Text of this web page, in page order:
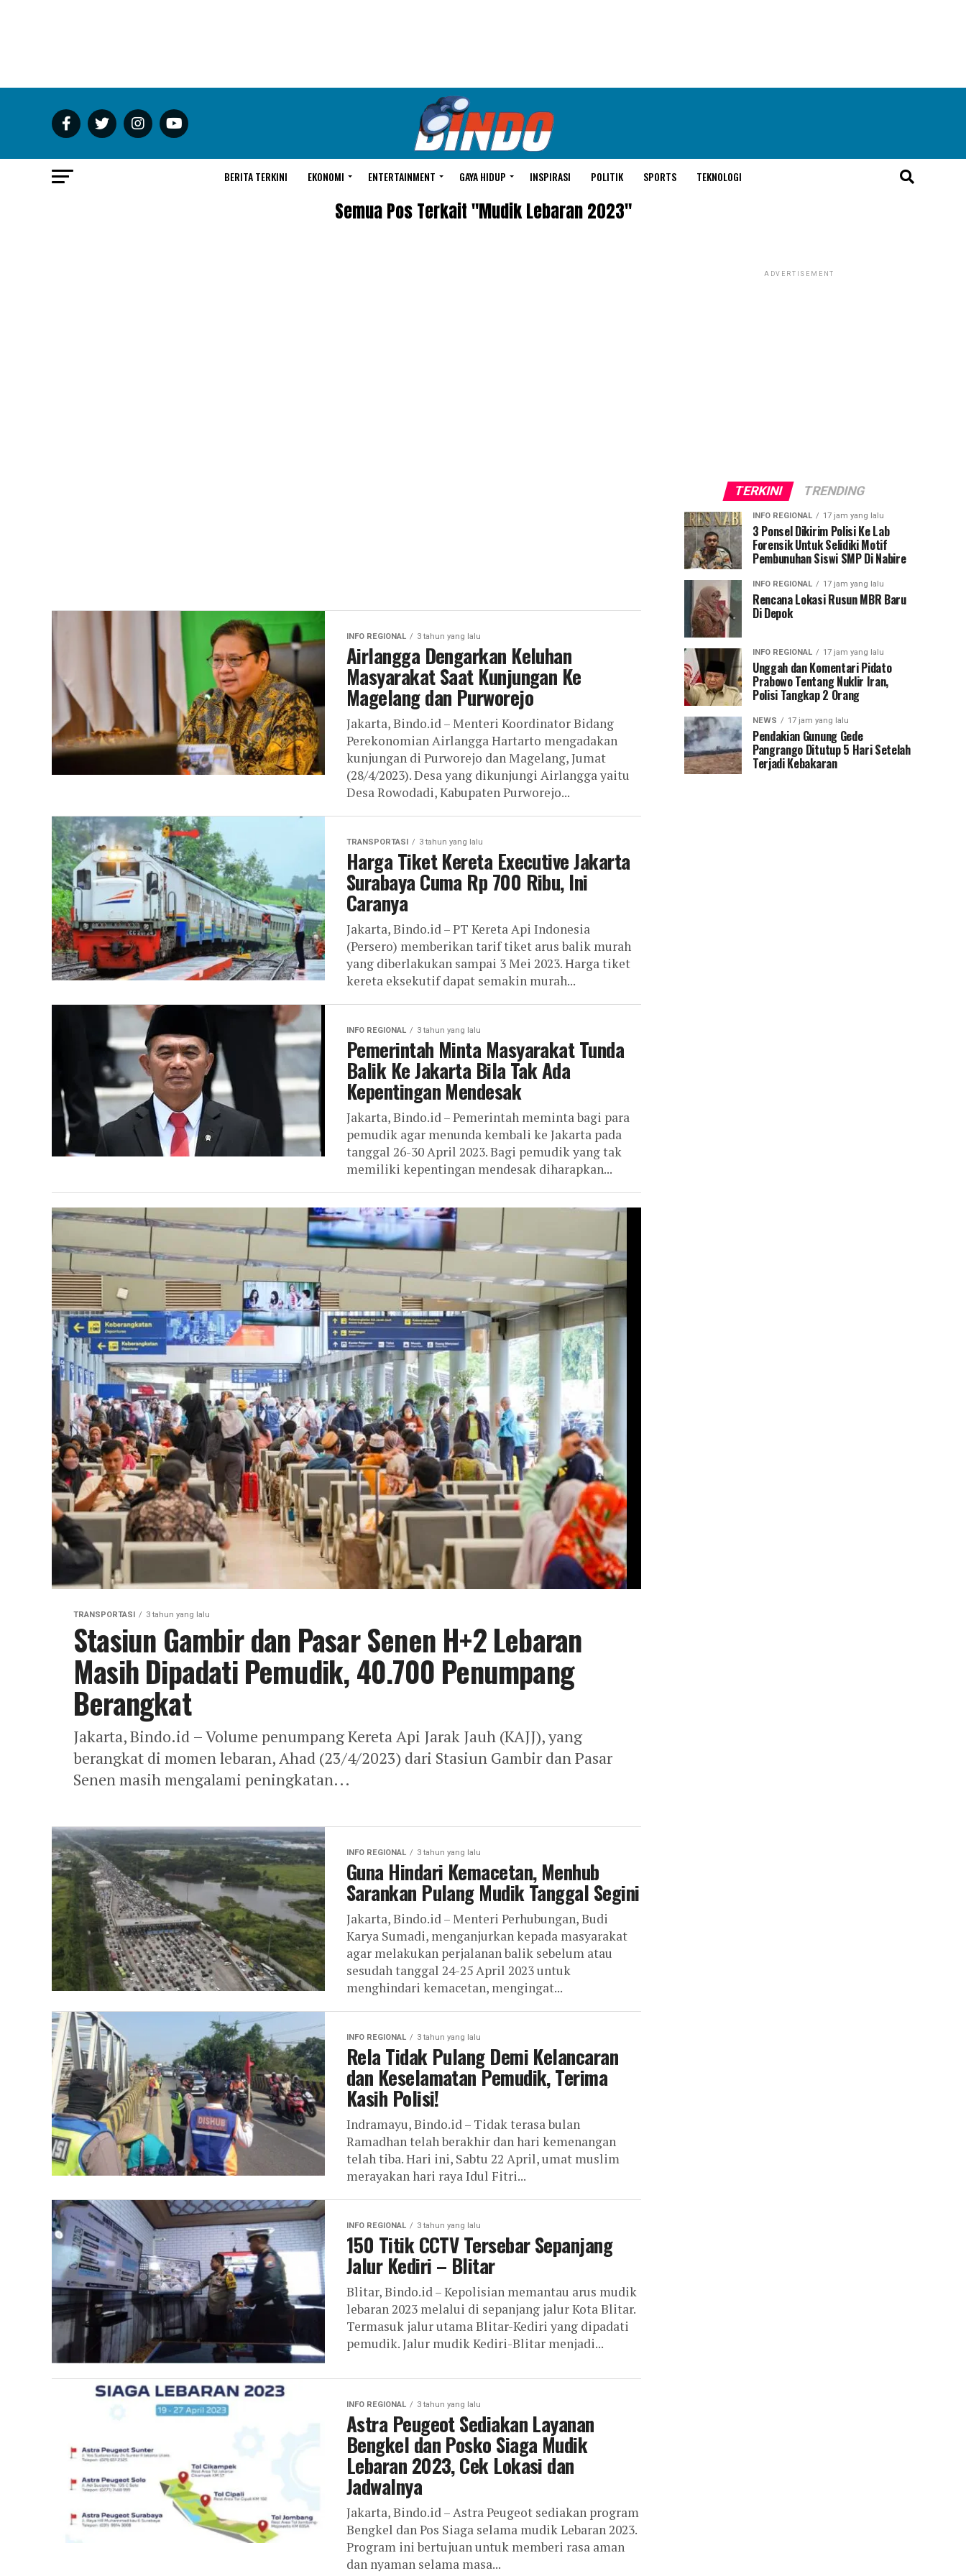
BERITA TERKINI EKONOMI ENTERTAINMENT GAYA HIDUP INSPIRASI POLITIK SPORTS TEKNOLOGI
Semua Pos Terkait "Mudik Lebaran 2023"
INFO REGIONAL 3 tahun yang lalu
Airlangga Dengarkan Keluhan
Masyarakat Saat Kunjungan Ke
Magelang dan Purworejo
Jakarta, Bindo.id – Menteri Koordinator Bidang
Perekonomian Airlangga Hartarto mengadakan
kunjungan di Purworejo dan Magelang, Jumat
(28/4/2023). Desa yang dikunjungi Airlangga yaitu
Desa Rowodadi, Kabupaten Purworejo...
TRANSPORTASI 3 tahun yang lalu
Harga Tiket Kereta Executive Jakarta
Surabaya Cuma Rp 700 Ribu, Ini
Caranya
Jakarta, Bindo.id – PT Kereta Api Indonesia
(Persero) memberikan tarif tiket arus balik murah
yang diberlakukan sampai 3 Mei 2023. Harga tiket
kereta eksekutif dapat semakin murah...
INFO REGIONAL 3 tahun yang lalu
Pemerintah Minta Masyarakat Tunda
Balik Ke Jakarta Bila Tak Ada
Kepentingan Mendesak
Jakarta, Bindo.id – Pemerintah meminta bagi para
pemudik agar menunda kembali ke Jakarta pada
tanggal 26-30 April 2023. Bagi pemudik yang tak
memiliki kepentingan mendesak diharapkan...
TRANSPORTASI 3 tahun yang lalu
Stasiun Gambir dan Pasar Senen H+2 Lebaran
Masih Dipadati Pemudik, 40.700 Penumpang
Berangkat
Jakarta, Bindo.id – Volume penumpang Kereta Api Jarak Jauh (KAJJ), yang
berangkat di momen lebaran, Ahad (23/4/2023) dari Stasiun Gambir dan Pasar
Senen masih mengalami peningkatan...
INFO REGIONAL 3 tahun yang lalu
Guna Hindari Kemacetan, Menhub
Sarankan Pulang Mudik Tanggal Segini
Jakarta, Bindo.id – Menteri Perhubungan, Budi
Karya Sumadi, menganjurkan kepada masyarakat
agar melakukan perjalanan balik sebelum atau
sesudah tanggal 24-25 April 2023 untuk
menghindari kemacetan, mengingat...
INFO REGIONAL 3 tahun yang lalu
Rela Tidak Pulang Demi Kelancaran
dan Keselamatan Pemudik, Terima
Kasih Polisi!
Indramayu, Bindo.id – Tidak terasa bulan
Ramadhan telah berakhir dan hari kemenangan
telah tiba. Hari ini, Sabtu 22 April, umat muslim
merayakan hari raya Idul Fitri...
INFO REGIONAL 3 tahun yang lalu
150 Titik CCTV Tersebar Sepanjang
Jalur Kediri – Blitar
Blitar, Bindo.id – Kepolisian memantau arus mudik
lebaran 2023 melalui di sepanjang jalur Kota Blitar.
Termasuk jalur utama Blitar-Kediri yang dipadati
pemudik. Jalur mudik Kediri-Blitar menjadi...
INFO REGIONAL 3 tahun yang lalu
Astra Peugeot Sediakan Layanan
Bengkel dan Posko Siaga Mudik
Lebaran 2023, Cek Lokasi dan
Jadwalnya
Jakarta, Bindo.id – Astra Peugeot sediakan program
Bengkel dan Pos Siaga selama mudik Lebaran 2023.
Program ini bertujuan untuk memberi rasa aman
dan nyaman selama masa...
ADVERTISEMENT
TERKINI TRENDING
INFO REGIONAL 17 jam yang lalu
3 Ponsel Dikirim Polisi Ke Lab
Forensik Untuk Selidiki Motif
Pembunuhan Siswi SMP Di Nabire
INFO REGIONAL 17 jam yang lalu
Rencana Lokasi Rusun MBR Baru
Di Depok
INFO REGIONAL 17 jam yang lalu
Unggah dan Komentari Pidato
Prabowo Tentang Nuklir Iran,
Polisi Tangkap 2 Orang
NEWS 17 jam yang lalu
Pendakian Gunung Gede
Pangrango Ditutup 5 Hari Setelah
Terjadi Kebakaran